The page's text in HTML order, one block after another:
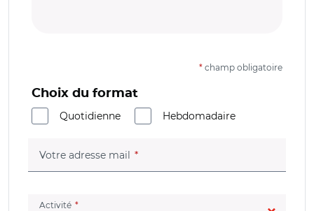
* champ obligatoire
Choix du format
Quotidienne
Hebdomadaire
Votre adresse mail (champ obligatoire)
Activité (champ obligatoire)